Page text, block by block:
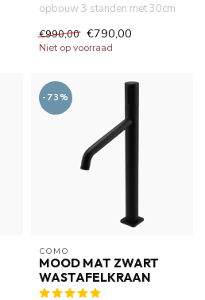
opbouw 3 standen met 30cm
douc...
€990,00 €790,00
Niet op voorraad
-73%
COMO
MOOD MAT ZWART
WASTAFELKRAAN